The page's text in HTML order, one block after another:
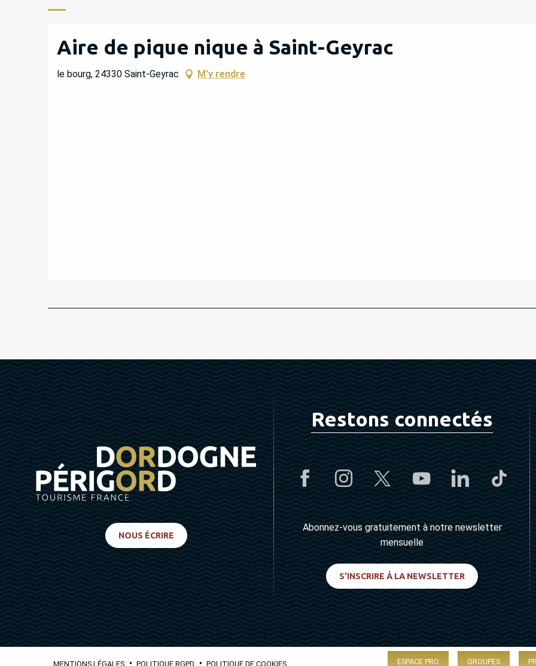
Aire de pique nique à Saint-Geyrac
le bourg, 24330 Saint-Geyrac M'y rendre
NOUS ÉCRIRE
Restons connectés
Abonnez-vous gratuitement à notre newsletter
mensuelle
S'INSCRIRE À LA NEWSLETTER
MENTIONS LÉGALES • POLITIQUE RGPD • POLITIQUE DE COOKIES ESPACE PRO GROUPES